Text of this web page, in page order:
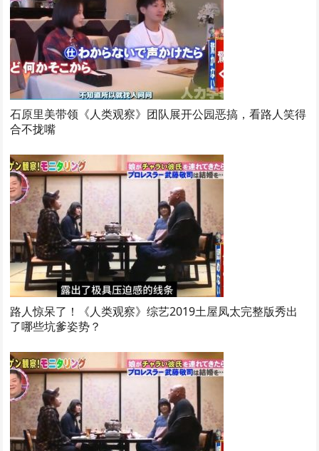
石原里美带领《人类观察》团队展开公园恶搞，看路人笑得
合不拢嘴
路人惊呆了！《人类观察》综艺2019土屋凤太完整版秀出
了哪些坑爹姿势？